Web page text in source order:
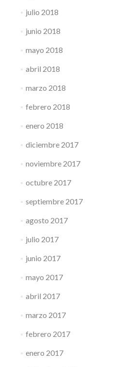
julio 2018
junio 2018
mayo 2018
abril 2018
marzo 2018
febrero 2018
enero 2018
diciembre 2017
noviembre 2017
octubre 2017
septiembre 2017
agosto 2017
julio 2017
junio 2017
mayo 2017
abril 2017
marzo 2017
febrero 2017
enero 2017